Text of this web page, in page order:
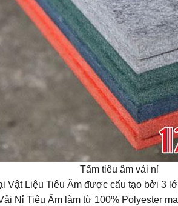
Tấm tiêu âm vải nỉ
Vật Liệu Tiêu Âm được cấu tạo bởi 3
Nỉ Tiêu Âm làm từ 100% Polyester